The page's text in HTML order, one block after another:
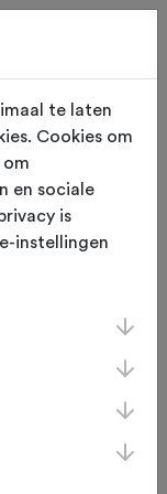
het
de
Je daalt
te laten
Cookies om
om
en sociale
is
instellingen